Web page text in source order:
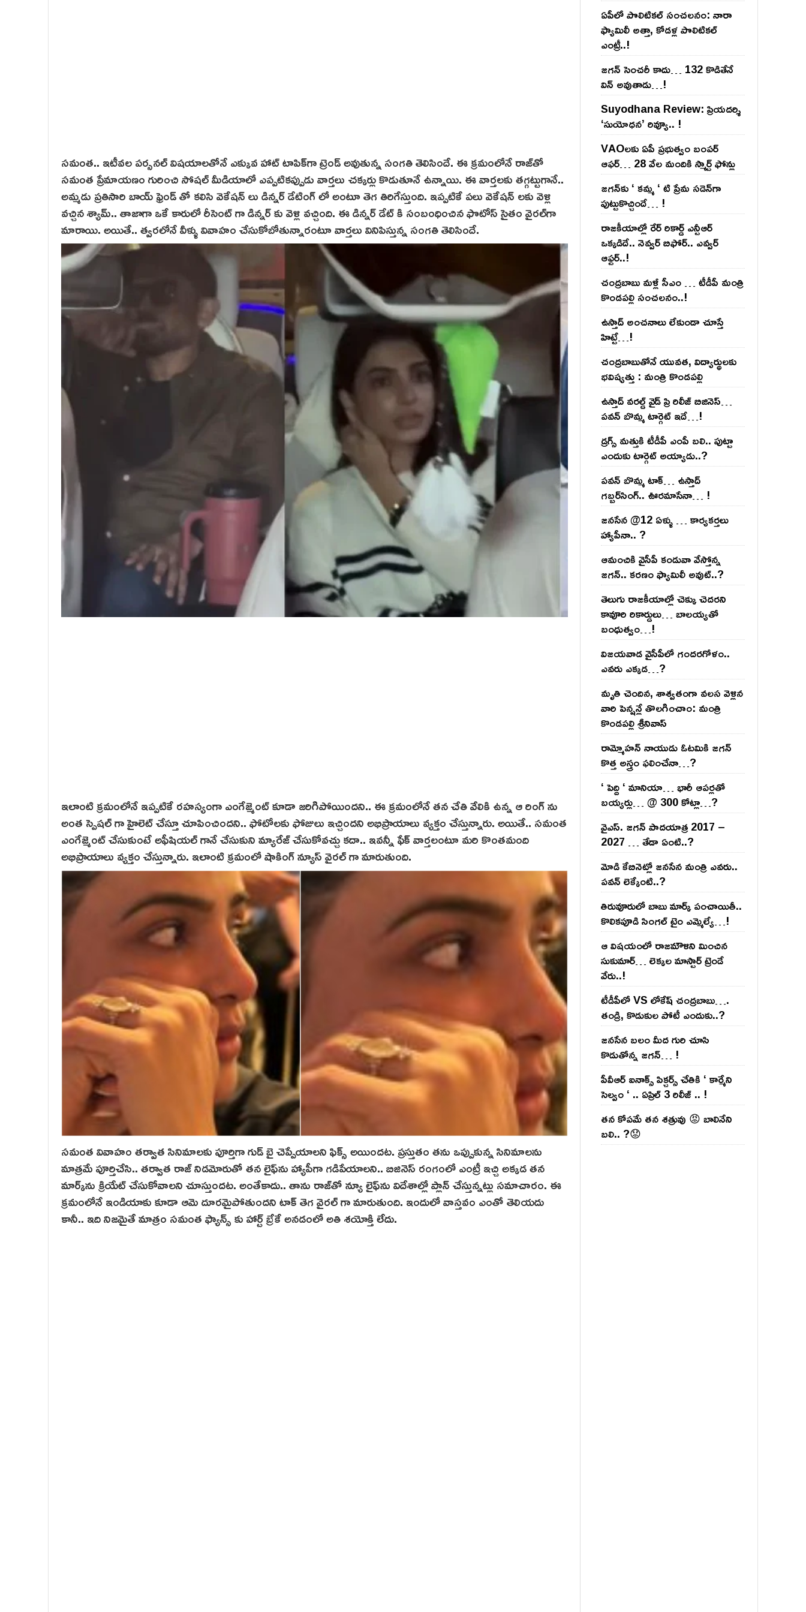
సమంత.. ఇటీవల పర్సనల్ విషయాలతోనే ఎక్కువ‌ హాట్ టాపిక్‌గా ట్రెండ్ అవుతున్న సంగతి తెలిసిందే. ఈ క్రమంలోనే రాజ్‌తో
సమంత ప్రేమాయణం గురించి సోషల్ మీడియాలో ఎప్పటికప్పుడు వార్తలు చక్కర్లు కొడుతూనే ఉన్నాయి. ఈ వార్తలకు తగ్గట్టుగానే..
అమ్మడు ప్రతిసారి బాయ్ ఫ్రెండ్ తో కలిసి వెకేషన్ లు డిన్నర్ డేటింగ్ లో అంటూ తెగ తిరిగేస్తుంది. ఇప్పటికే పలు వెకేషన్ లకు వెళ్లి
వచ్చిన శ్యామ్.. తాజాగా ఒకే కారులో రీసెంట్ గా డిన్నర్ కు వెళ్లి వచ్చింది. ఈ డిన్నర్ డేట్ కి సంబంధించిన ఫొటోస్ సైతం వైరల్‌గా
మారాయి. అయితే.. త్వరలోనే వీళ్ళు వివాహం చేసుకోబోతున్నారంటూ వార్తలు వినిపిస్తున్న సంగతి తెలిసిందే.
ఇలాంటి క్రమంలోనే ఇప్పటికే రహస్యంగా ఎంగేజ్మెంట్ కూడా జరిగిపోయిందని.. ఈ క్రమంలోనే తన చేతి వేలికి ఉన్న ఆ రింగ్ ను
అంత స్పెషల్ గా హైలెట్ చేస్తూ చూపించిందని.. ఫోటోలకు ఫోజులు ఇచ్చిందని అభిప్రాయాలు వ్యక్తం చేస్తున్నారు. అయితే.. సమంత
ఎంగేజ్మెంట్ చేసుకుంటే అఫీషియల్ గానే చేసుకుని మ్యారేజ్ చేసుకోవచ్చు కదా.. ఇవన్నీ ఫేక్ వార్తలంటూ మరి కొంతమంది
అభిప్రాయాలు వ్యక్తం చేస్తున్నారు. ఇలాంటి క్రమంలో షాకింగ్ న్యూస్‌ వైరల్ గా మారుతుంది.
సమంత వివాహం తర్వాత సినిమాలకు పూర్తిగా గుడ్ బై చెప్పేయాలని ఫిక్స్ అయిందట. ప్రస్తుతం తను ఒప్పుకున్న సినిమాలను
మాత్రమే పూర్తిచేసి.. తర్వాత రాజ్ నిడమోరుతో తన లైఫ్‌ను హ్యాపీగా గడిపేయాలని.. బిజినెస్ రంగంలో ఎంట్రీ ఇచ్చి అక్కడ తన
మార్క్‌ను క్రియేట్ చేసుకోవాలని చూస్తుందట. అంతేకాదు.. తాను రాజ్‌తో న్యూ లైఫ్‌ను విదేశాల్లో ప్లాన్ చేస్తున్నట్లు సమాచారం. ఈ
క్రమంలోనే ఇండియాకు కూడా ఆమె దూరమైపోతుందని టాక్ తెగ వైరల్ గా మారుతుంది. ఇందులో వాస్తవం ఎంతో తెలియదు
కానీ.. ఇది నిజమైతే మాత్రం సమంత ఫ్యాన్స్ కు హార్ట్ బ్రేకే అనడంలో అతి శ‌యోక్తి లేదు.
ఏపీలో పొలిటిక‌ల్ సంచ‌ల‌నం: నారా
ఫ్యామిలీ అత్తా, కోడ‌ళ్ల పొలిటికల్
ఎంట్రీ..!
జ‌గ‌న్ సెంచ‌రీ కాదు… 132 కొడితేనే
విన్ అవుతాడు…!
Suyodhana Review: ప్రియదర్శి
‘సుయోధన’ రివ్యూ.. !
VAOల‌కు ఏపీ ప్ర‌భుత్వం బంప‌ర్
ఆఫ‌ర్‌… 28 వేల మందికి స్మార్ట్ ఫోన్లు
జ‌గ‌న్‌కు ‘ క‌మ్మ ‘ టి ప్రేమ స‌డెన్‌గా
పుట్టుకొచ్చిందే… !
రాజ‌కీయాల్లో రేర్ రికార్డ్ ఎన్టీఆర్
ఒక్క‌డిదే.. నెవ్వ‌ర్ బిఫోర్‌.. ఎవ్వ‌ర్
ఆఫ్ట‌ర్‌..!
చంద్ర‌బాబు మ‌ళ్లీ సీఎం … టీడీపీ మంత్రి
కొండ‌ప‌ల్లి సంచ‌ల‌నం..!
ఉస్తాద్ అంచ‌నాలు లేకుండా చూస్తే
హిట్టే…!
చంద్ర‌బాబుతోనే యువ‌త‌, విద్యార్థుల‌కు
భ‌విష్య‌త్తు : మంత్రి కొండ‌ప‌ల్లి
ఉస్తాద్ వ‌ర‌ల్డ్ వైడ్ ప్రి రిలీజ్ బిజినెస్‌…
ప‌వ‌న్ బొమ్మ టార్గెట్ ఇదే…!
డ్రగ్స్ మత్తుకి టీడీపీ ఎంపీ బలి.. పుట్టా
ఎందుకు టార్గెట్ అయ్యాడు..?
ప‌వ‌న్ బొమ్మ టాక్‌… ఉస్తాద్
గ‌బ్బ‌ర్‌సింగ్‌.. ఊర‌మాసేనా… !
జనసేన @12 ఏళ్ళు … కార్యకర్తలు
హ్యాపీనా.. ?
ఆమంచికి వైసీపీ కండువా వేస్తోన్న
జ‌గ‌న్‌.. క‌ర‌ణం ఫ్యామిలీ అవుట్‌..?
తెలుగు రాజ‌కీయాల్లో చెక్కు చెద‌ర‌ని
కావూరి రికార్డులు… బాల‌య్యతో
బంధుత్వం…!
విజ‌య‌వాడ వైసీపీలో గంద‌ర‌గోళం..
ఎవ‌రు ఎక్క‌డ‌…?
మృతి చెందిన, శాశ్వతంగా వలస వెళ్లిన
వారి పెన్ష‌న్లే తొల‌గించాం: మంత్రి
కొండపల్లి శ్రీనివాస్
రామ్మోహ‌న్ నాయుడు ఓట‌మికి జ‌గ‌న్
కొత్త అస్త్రం ఫ‌లించేనా…?
‘ పెద్ది ‘ మానియా… భారీ ఆప‌ర్ల‌తో
బ‌య్య‌ర్లు… @ 300 కోట్లా…?
వైఎస్‌. జ‌గ‌న్ పాద‌యాత్ర 2017 –
2027 … తేడా ఏంటి..?
మోడి కేబినెట్లో జ‌నసేన మంత్రి ఎవ‌రు..
ప‌వ‌న్ లెక్కేంటి..?
తిరువూరులో బాబు మార్క్ పంచాయితీ..
కొలిక‌పూడి సింగ‌ల్ టైం ఎమ్మెల్యే…!
ఆ విష‌యంలో రాజ‌మౌళిని మించిన
సుకుమార్‌… లెక్క‌ల మాస్టార్ ట్రెండే
వేరు..!
టీడీపీలో VS లోకేష్ చంద్ర‌బాబు….
తండ్రి, కొడుకుల పోటీ ఎందుకు..?
జ‌న‌సేన బ‌లం మీద గురి చూసి
కొడుతోన్న జ‌గ‌న్‌… !
పీవీఆర్ ఐనాక్స్ పిక్చర్స్ చేతికి ‘ కార్మేని
సెల్వం ‘ .. ఏప్రిల్ 3 రిలీజ్ .. !
తన కోపమే తన శత్రువు 😡 బాలినేని
బలి.. ?😟